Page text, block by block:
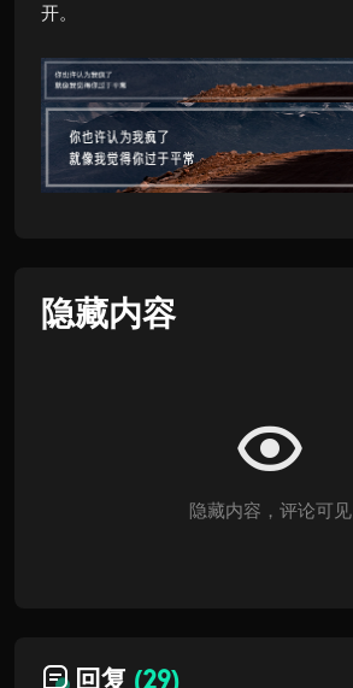
开。
隐藏内容
隐藏内容，评论可见
回复 (29)